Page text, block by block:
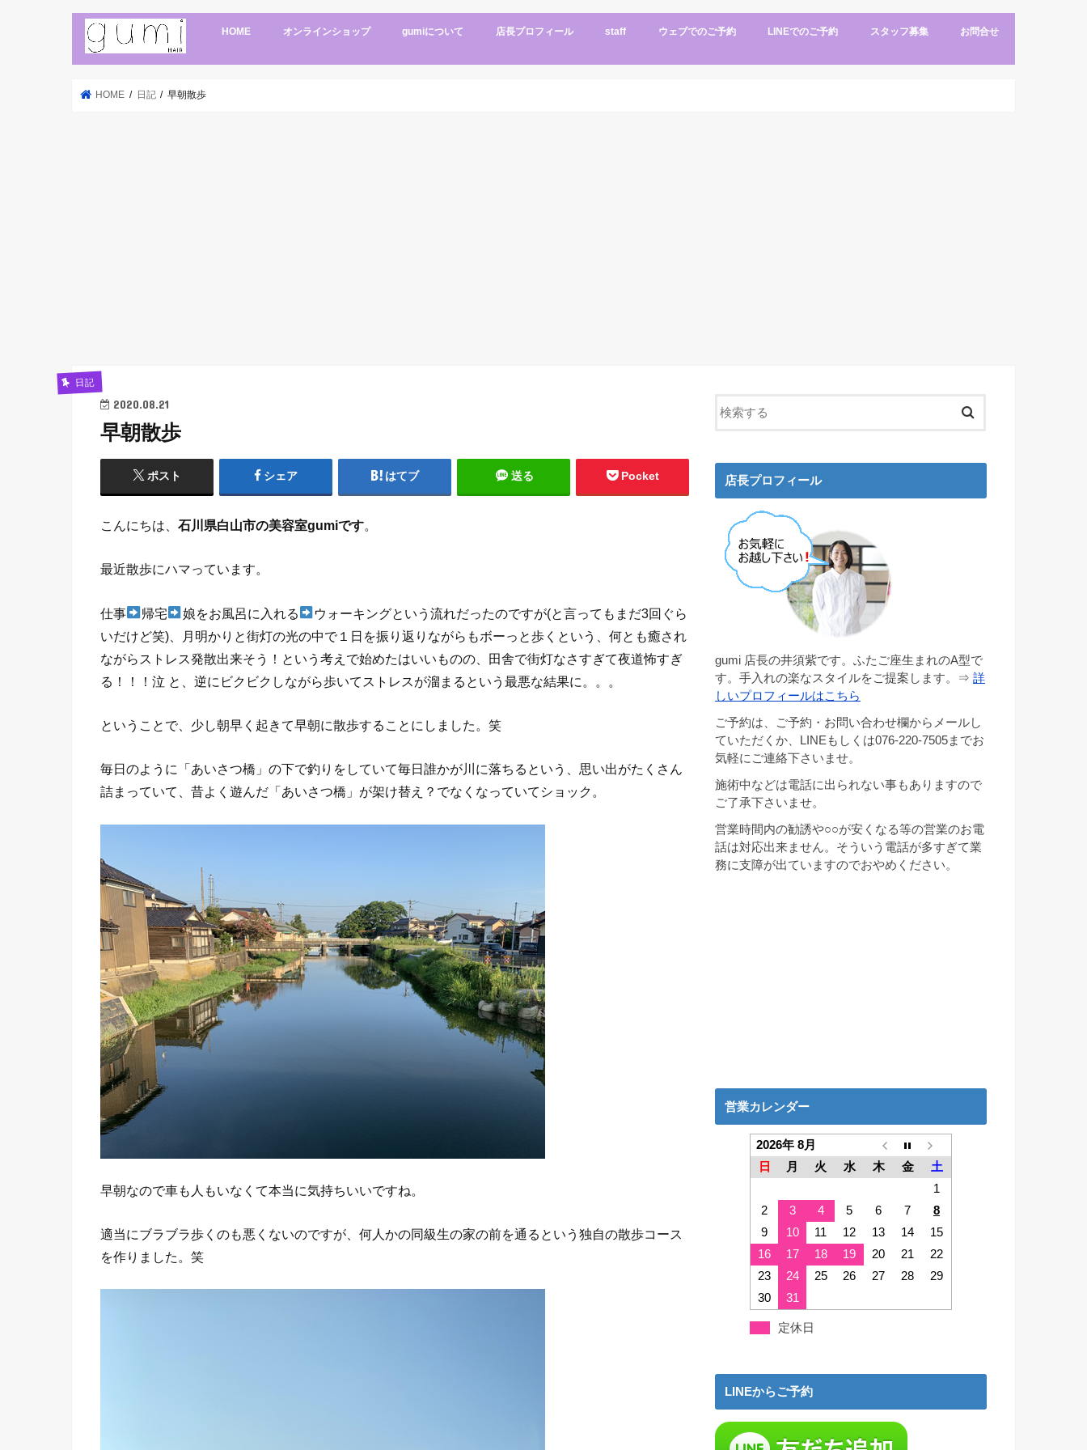
HOME オンラインショップ gumiについて
インテリア
ショップデータ
メニュー
アクセス
店長プロフィール staff ウェブでのご予約 LINEでのご予約 スタッフ募集 お問合せ
HOME 日記 早朝散歩
日記
2020.08.21
早朝散歩
ポスト シェア はてブ 送る Pocket
こんにちは、 石川県白山市の美容室gumiです。
最近散歩にハマっています。
仕事 帰宅 娘をお風呂に入れる
ウォーキングという流れだったのですが(と言ってもまだ3回ぐら
いだけど笑)、月明かりと街灯の光の中で１日を振り返りながらもボーっと歩くという、何とも癒され
ながらストレス発散出来そう！という考えで始めたはいいものの、田舎で街灯なさすぎて夜道怖すぎ
る！！！泣 と、逆にビクビクしながら歩いてストレスが溜まるという最悪な結果に。。。
ということで、少し朝早く起きて早朝に散歩することにしました。笑
毎日のように「あいさつ橋」の下で釣りをしていて毎日誰かが川に落ちるという、思い出がたくさん
詰まっていて、昔よく遊んだ「あいさつ橋」が架け替え？でなくなっていてショック。
早朝なので車も人もいなくて本当に気持ちいいですね。
適当にブラブラ歩くのも悪くないのですが、何人かの同級生の家の前を通るという独自の散歩コース
を作りました。笑
店長プロフィール
gumi 店長の井須紫です。ふたご座生まれのA型で
す。手入れの楽なスタイルをご提案します。⇒ 詳
しいプロフィールはこちら
ご予約は、ご予約・お問い合わせ欄からメールし
ていただくか、LINEもしくは076-220-7505までお
気軽にご連絡下さいませ。
施術中などは電話に出られない事もありますので
ご了承下さいませ。
営業時間内の勧誘や○○が安くなる等の営業のお電
話は対応出来ません。そういう電話が多すぎて業
務に支障が出ていますのでおやめください。
営業カレンダー
2026年 8月
日
月 火 水 木 金
土
1
2
3 4 5 6 7
8
9
10 11 12 13 14
15
16
17 18 19 20 21
22
23
24 25 26 27 28
29
30
31
定休日
LINEからご予約